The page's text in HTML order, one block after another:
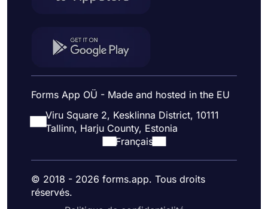
Forms App OÜ - Made and hosted in the EU
Viru Square 2, Kesklinna District, 10111
Tallinn, Harju County, Estonia
Français
© 2018 - 2026 forms.app. Tous droits
réservés.